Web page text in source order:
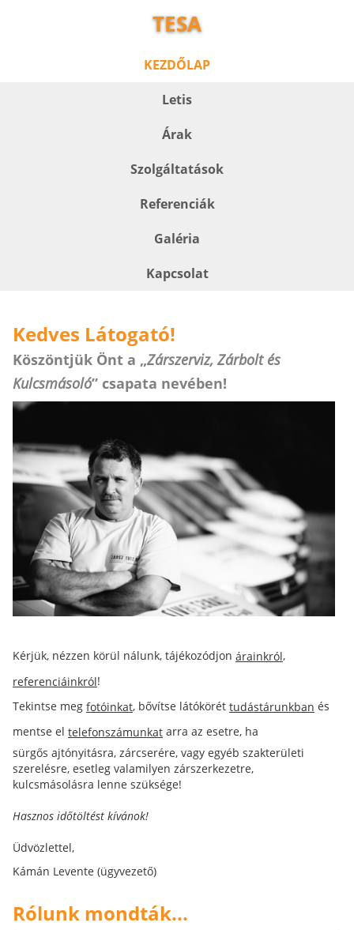
TESA
KEZDŐLAP
Letis
Árak
Szolgáltatások
Referenciák
Galéria
Kapcsolat
Kedves Látogató!
Köszöntjük Önt a „Zárszerviz, Zárbolt és
Kulcsmásoló” csapata nevében!
Kérjük, nézzen körül nálunk, tájékozódjon árainkról,
referenciáinkról!
Tekintse meg fotóinkat, bővítse látókörét tudástárunkban és
mentse el telefonszámunkat arra az esetre, ha
sürgős ajtónyitásra, zárcserére, vagy egyéb szakterületi
szerelésre, esetleg valamilyen zárszerkezetre,
kulcsmásolásra lenne szüksége!
Hasznos időtöltést kívánok!
Üdvözlettel,
Kámán Levente (ügyvezető)
Rólunk mondták...